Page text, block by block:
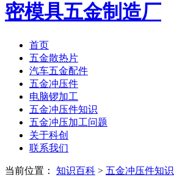
密模具五金制造厂
首页
五金散热片
汽车五金配件
五金冲压件
电脑锣加工
五金冲压件知识
五金冲压加工问题
关于科创
联系我们
当前位置： 知识百科 > 五金冲压件知识